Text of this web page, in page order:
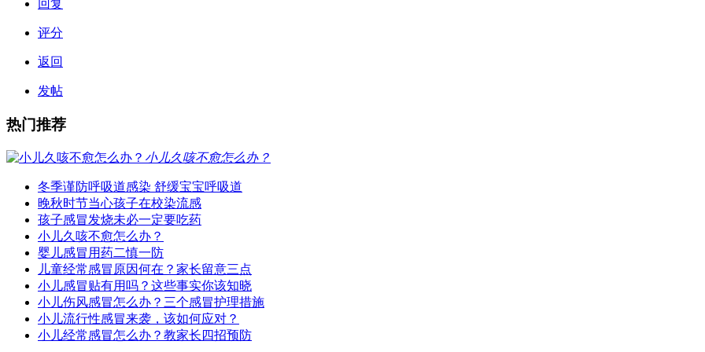
回复
评分
返回
发帖
热门推荐
小儿久咳不愈怎么办？
冬季谨防呼吸道感染 舒缓宝宝呼吸道
晚秋时节当心孩子在校染流感
孩子感冒发烧未必一定要吃药
小儿久咳不愈怎么办？
婴儿感冒用药二慎一防
儿童经常感冒原因何在？家长留意三点
小儿感冒贴有用吗？这些事实你该知晓
小儿伤风感冒怎么办？三个感冒护理措施
小儿流行性感冒来袭，该如何应对？
小儿经常感冒怎么办？教家长四招预防